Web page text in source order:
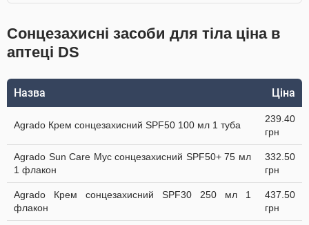
Сонцезахисні засоби для тіла ціна в
аптеці DS
Назва Ціна
Agrado Крем сонцезахисний SPF50 100 мл 1 туба
239.40
грн
Agrado Sun Care Мус сонцезахисний SPF50+ 75 мл
1 флакон
332.50
грн
Agrado Крем сонцезахисний SPF30 250 мл 1
флакон
437.50
грн